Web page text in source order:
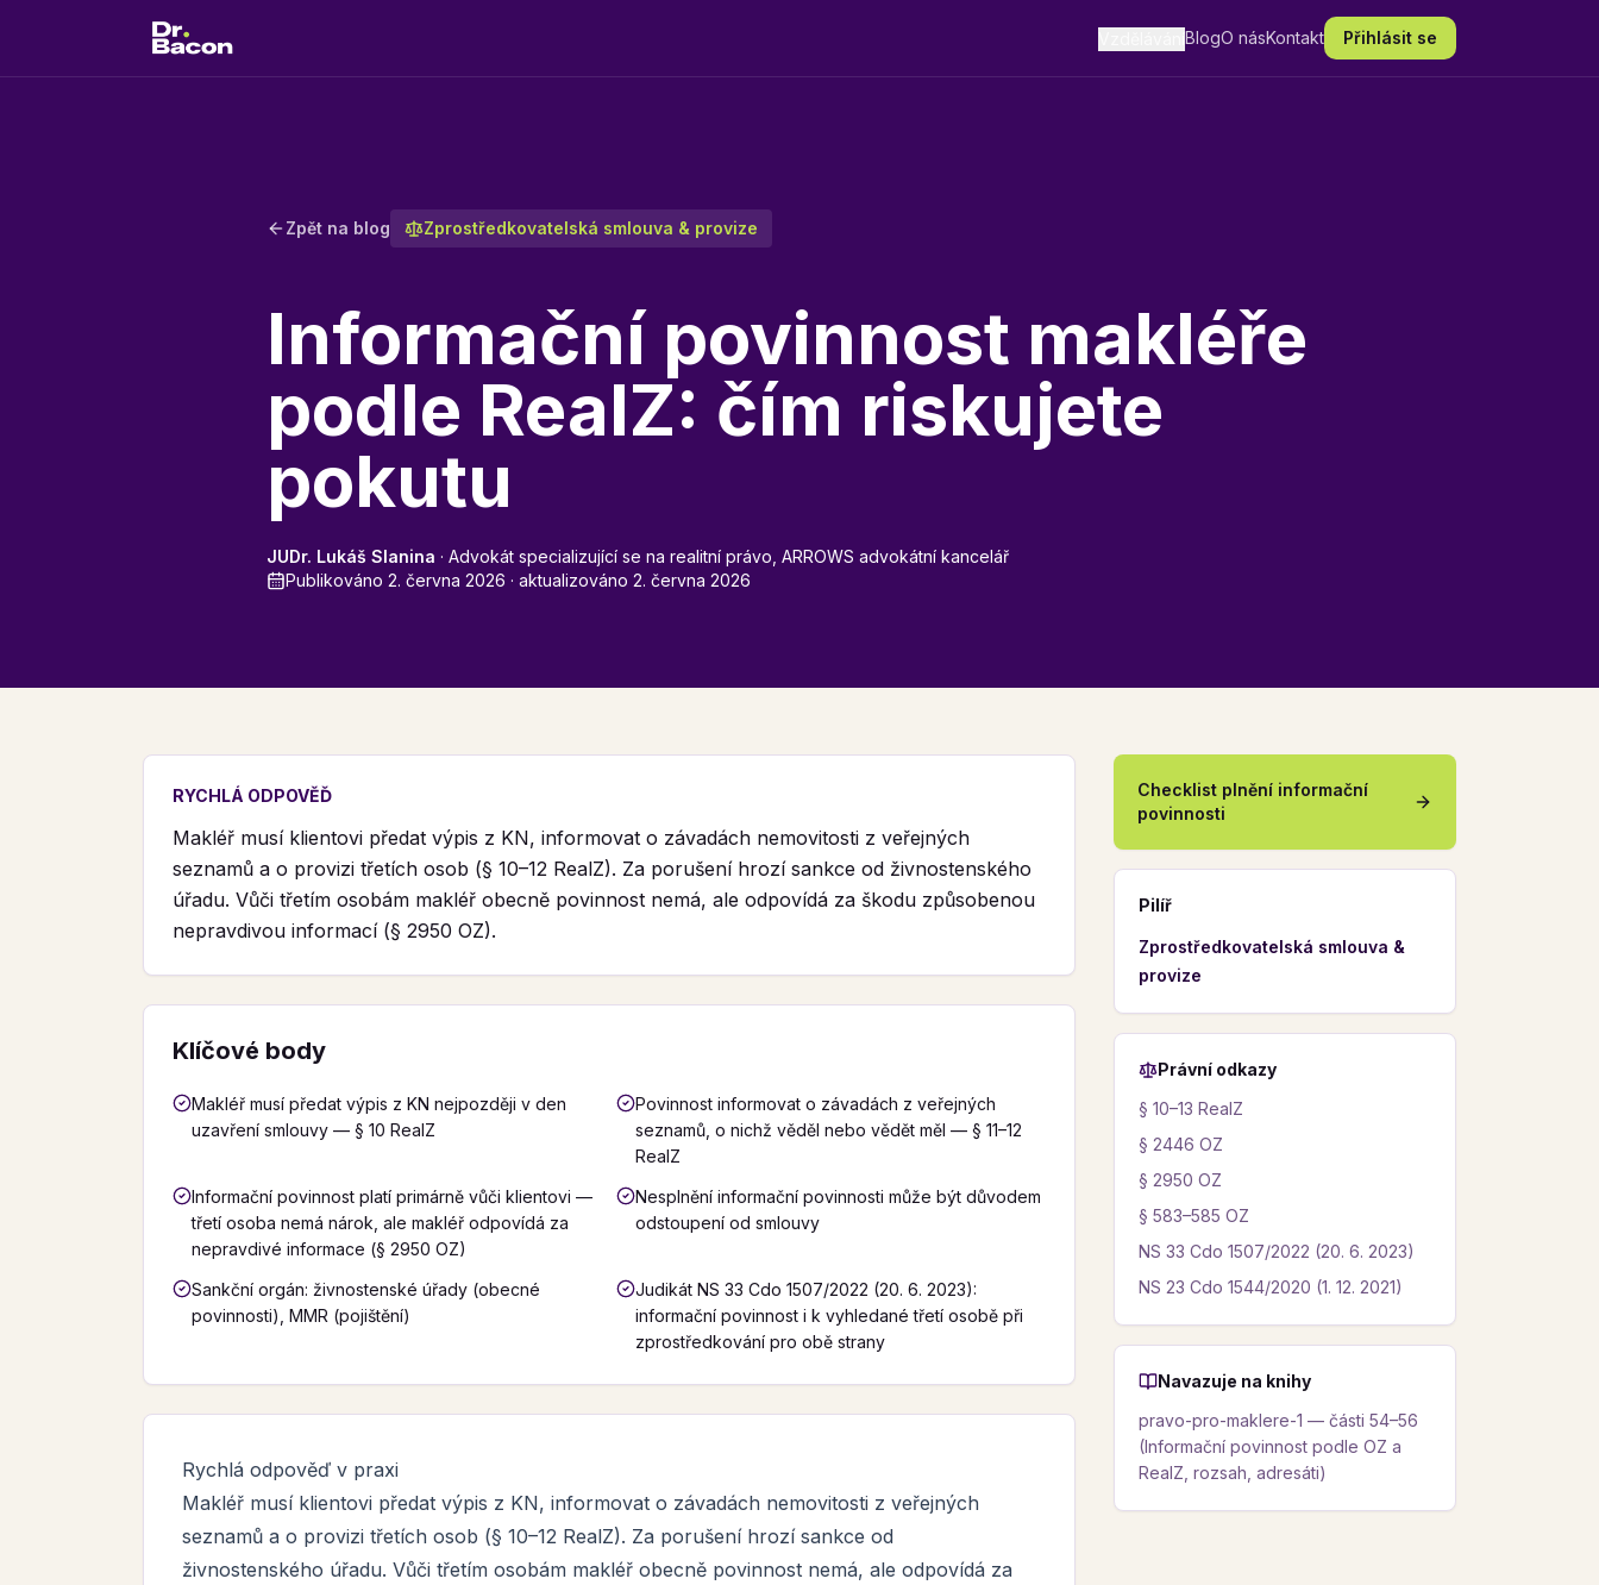
BlogO násKontakt Přihlásit se
Zpět na blog Zprostředkovatelská smlouva & provize
Informační povinnost makléře
podle RealZ: čím riskujete
pokutu
JUDr. Lukáš Slanina · Advokát specializující se na realitní právo, ARROWS advokátní kancelář
Publikováno 2. června 2026 · aktualizováno 2. června 2026
RYCHLÁ ODPOVĚĎ
Makléř musí klientovi předat výpis z KN, informovat o závadách nemovitosti z veřejných
seznamů a o provizi třetích osob (§ 10–12 RealZ). Za porušení hrozí sankce od živnostenského
úřadu. Vůči třetím osobám makléř obecně povinnost nemá, ale odpovídá za škodu způsobenou
nepravdivou informací (§ 2950 OZ).
Klíčové body
Makléř musí předat výpis z KN nejpozději v den
uzavření smlouvy — § 10 RealZ
Povinnost informovat o závadách z veřejných
seznamů, o nichž věděl nebo vědět měl — § 11–12
RealZ
Informační povinnost platí primárně vůči klientovi —
třetí osoba nemá nárok, ale makléř odpovídá za
nepravdivé informace (§ 2950 OZ)
Nesplnění informační povinnosti může být důvodem
odstoupení od smlouvy
Sankční orgán: živnostenské úřady (obecné
povinnosti), MMR (pojištění)
Judikát NS 33 Cdo 1507/2022 (20. 6. 2023):
informační povinnost i k vyhledané třetí osobě při
zprostředkování pro obě strany
Rychlá odpověď v praxi
Makléř musí klientovi předat výpis z KN, informovat o závadách nemovitosti z veřejných
seznamů a o provizi třetích osob (§ 10–12 RealZ). Za porušení hrozí sankce od
živnostenského úřadu. Vůči třetím osobám makléř obecně povinnost nemá, ale odpovídá za
Checklist plnění informační
povinnosti
Pilíř
Zprostředkovatelská smlouva &
provize
Právní odkazy
§ 10–13 RealZ
§ 2446 OZ
§ 2950 OZ
§ 583–585 OZ
NS 33 Cdo 1507/2022 (20. 6. 2023)
NS 23 Cdo 1544/2020 (1. 12. 2021)
Navazuje na knihy
pravo-pro-maklere-1 — části 54–56
(Informační povinnost podle OZ a
RealZ, rozsah, adresáti)